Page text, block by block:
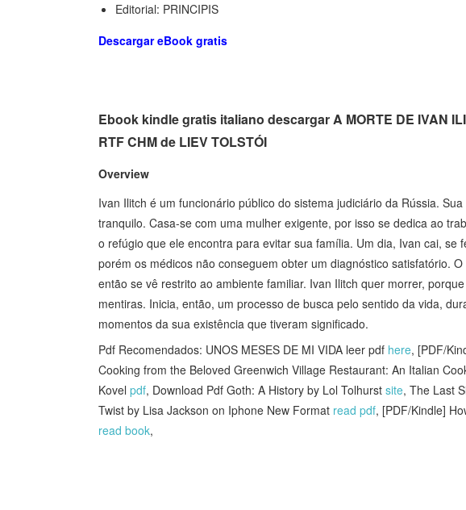
Editorial: PRINCIPIS
Descargar eBook gratis
Ebook kindle gratis italiano descargar A MORTE DE IVAN
RTF CHM de LIEV TOLSTÓI
Overview
Ivan Ilitch é um funcionário público do sistema judiciário da Rússia.
tranquilo. Casa-se com uma mulher exigente, por isso se dedica ao
o refúgio que ele encontra para evitar sua família. Um dia, Ivan cai, se
porém os médicos não conseguem obter um diagnóstico satisfatório.
então se vê restrito ao ambiente familiar. Ivan Ilitch quer morrer,
mentiras. Inicia, então, um processo de busca pelo sentido da vida,
momentos da sua existência que tiveram significado.
Pdf Recomendados: UNOS MESES DE MI VIDA leer pdf here, [PDF/
Cooking from the Beloved Greenwich Village Restaurant: An Italian
Kovel pdf, Download Pdf Goth: A History by Lol Tolhurst site, The Last
Twist by Lisa Jackson on Iphone New Format read pdf, [PDF/Kindle]
read book,